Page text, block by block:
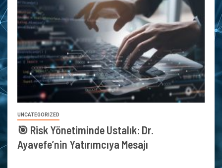
UNCATEGORIZED
🎯 Risk Yönetiminde Ustalık: Dr.
Ayavefe’nin Yatırımcıya Mesajı